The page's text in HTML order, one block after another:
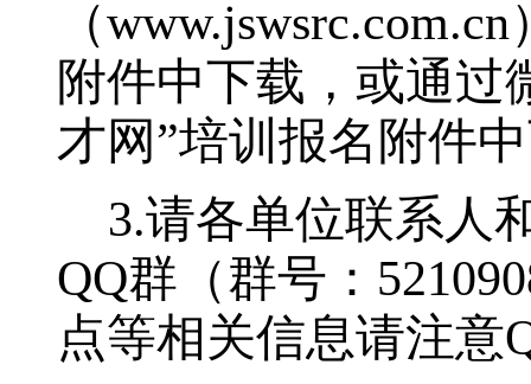
（www.jswsrc.com.cn
附件中下载，或通过
才网”培训报名附件
3.请各单位联系人
QQ群（群号：
点等相关信息请注意